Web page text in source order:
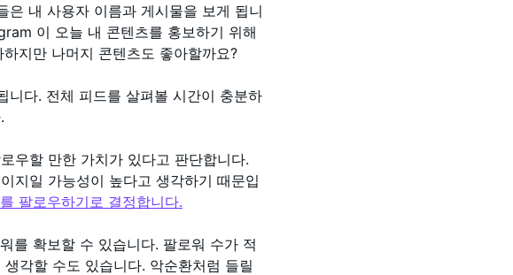
내 사용자 이름과 게시물을 보게 됩니
이 오늘 내 콘텐츠를 홍보하기 위해
지만 나머지 콘텐츠도 좋아할까요?
다. 전체 피드를 살펴볼 시간이 충분하
우할 만한 가치가 있다고 판단합니다.
지일 가능성이 높다고 생각하기 때문입
팔로우하기로 결정합니다.
를 확보할 수 있습니다. 팔로워 수가 적
각할 수도 있습니다. 악순환처럼 들릴